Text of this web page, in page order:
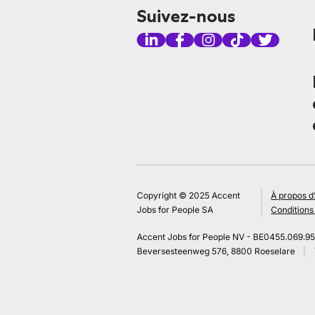
Suivez-nous
Copyright © 2025 Accent
Jobs for People SA
À propos
Accent Jobs for People NV -
Beversesteenweg 576, 8800 Roeselare